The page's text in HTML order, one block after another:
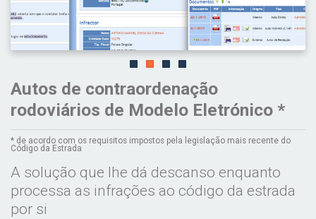
Autos de contraordenação
rodoviários de Modelo Eletrónico *
* de acordo com os requisitos impostos pela legislação mais recente do
Código da Estrada
A solução que lhe dá descanso enquanto
processa as infrações ao código da estrada
por si